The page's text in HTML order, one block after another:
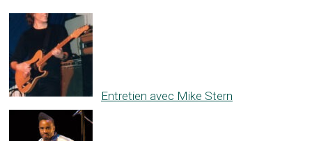
Entretien avec Mike Stern